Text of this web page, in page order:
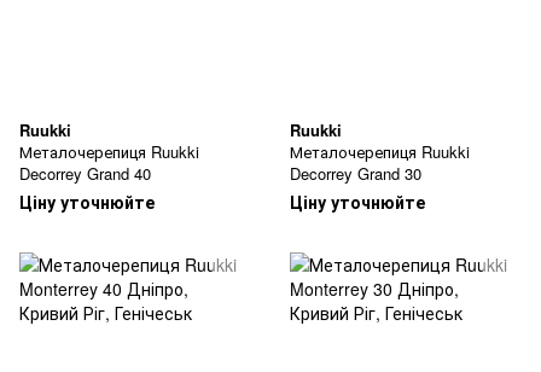
Ruukki
Металочерепиця Ruukki
Decorrey Grand 40
Ціну уточнюйте
Ruukki
Металочерепиця Ruukki
Decorrey Grand 30
Ціну уточнюйте